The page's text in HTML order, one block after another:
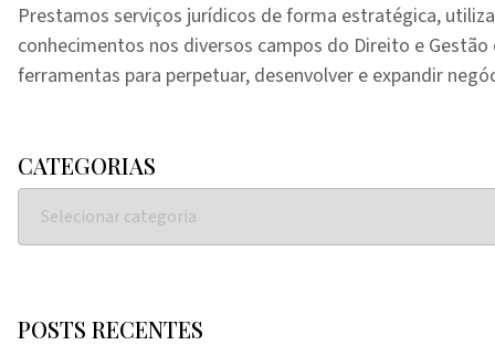
Prestamos serviços jurídicos de forma estratégica,
conhecimentos nos diversos campos do Direito e
ferramentas para perpetuar, desenvolver e expandir
CATEGORIAS
POSTS RECENTES